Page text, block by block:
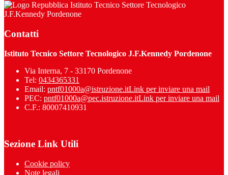
Istituto Tecnico Settore Tecnologico
J.F.Kennedy Pordenone
Contatti
Istituto Tecnico Settore Tecnologico J.F.Kennedy Pordenone
Via Interna, 7 - 33170 Pordenone
Tel: 0434365331
Email: pntf01000a@istruzione.itLink per inviare una mail
PEC: pntf01000a@pec.istruzione.itLink per inviare una mail
C.F.: 80007410931
Sezione Link Utili
Cookie policy
Note legali